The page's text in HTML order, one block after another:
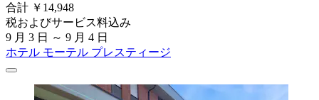
合計 ￥14,948
税およびサービス料込み
9 月 3 日 ～ 9 月 4 日
ホテル モーテル プレスティージ